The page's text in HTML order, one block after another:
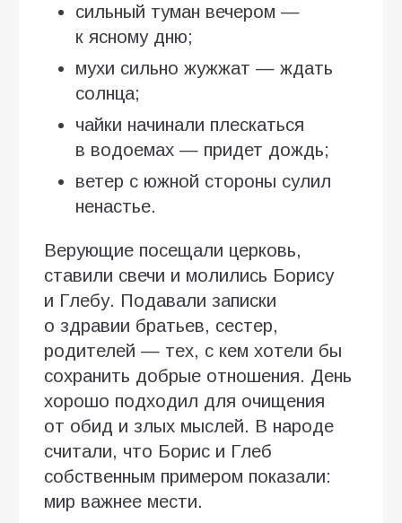
сильный туман вечером —
к ясному дню;
мухи сильно жужжат — ждать
солнца;
чайки начинали плескаться
в водоемах — придет дождь;
ветер с южной стороны сулил
ненастье.
Верующие посещали церковь,
ставили свечи и молились Борису
и Глебу. Подавали записки
о здравии братьев, сестер,
родителей — тех, с кем хотели бы
сохранить добрые отношения. День
хорошо подходил для очищения
от обид и злых мыслей. В народе
считали, что Борис и Глеб
собственным примером показали:
мир важнее мести.